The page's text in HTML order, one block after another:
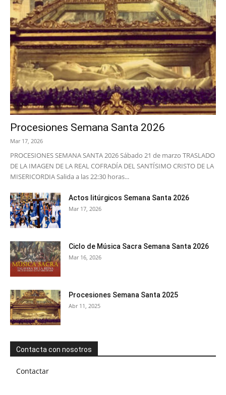
Procesiones Semana Santa 2026
Mar 17, 2026
PROCESIONES SEMANA SANTA 2026 Sábado 21 de marzo TRASLADO
DE LA IMAGEN DE LA REAL COFRADÍA DEL SANTÍSIMO CRISTO DE LA
MISERICORDIA Salida a las 22:30 horas...
Actos litúrgicos Semana Santa 2026
Mar 17, 2026
Ciclo de Música Sacra Semana Santa 2026
Mar 16, 2026
Procesiones Semana Santa 2025
Abr 11, 2025
Contacta con nosotros
Contactar